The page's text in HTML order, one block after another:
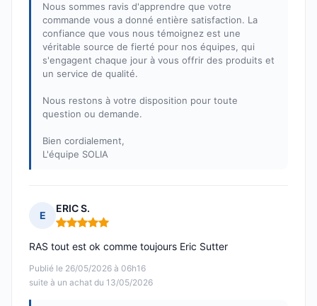
Nous sommes ravis d'apprendre que votre
commande vous a donné entière satisfaction. La
confiance que vous nous témoignez est une
véritable source de fierté pour nos équipes, qui
s'engagent chaque jour à vous offrir des produits et
un service de qualité.
Nous restons à votre disposition pour toute
question ou demande.
Bien cordialement,
L'équipe SOLIA
E
ERIC S.
Note : 5 sur 5
Publié le 26/05/2026 à 06h16
suite à un achat du 13/05/2026
RAS tout est ok comme toujours Eric Sutter